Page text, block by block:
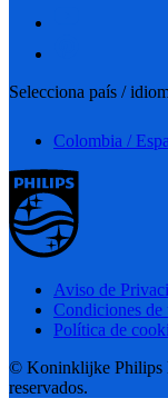
Selecciona país /
Colombia /
Aviso de
Condiciones de
Política de
© Koninklijke Philips
reservados.